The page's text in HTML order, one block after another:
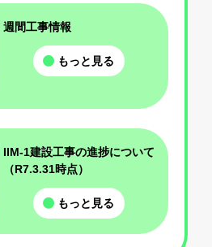
週間工事情報
もっと見る
IIM-1建設工事の進捗について
（R7.3.31時点）
もっと見る